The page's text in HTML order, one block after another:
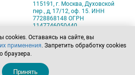
115191, г. Москва, Духовской
пер., д, 17/12, оф. 15. ИНН
7728868148 ОГРН
1147746050440
Карта проезда
Политика обработки
Напишите нам
cookies. Оставаясь на сайте, вы
применения. Запретить обработку cookies
браузера.
Принять